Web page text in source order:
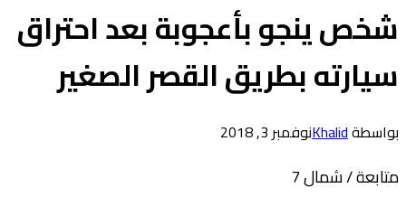
شخص ينجو بأعجوبة بعد احتراق
سيارته بطريق القصر الصغير
بواسطةKhalidنوفمبر 3, 2018
متابعة / شمال 7